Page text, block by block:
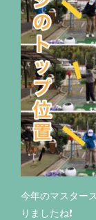
今年のマスター
りましたね❗️